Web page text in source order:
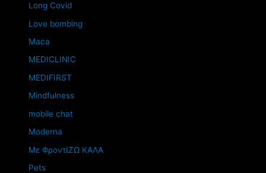
Long Covid
Love bombing
Maca
MEDICLINIC
MEDIFIRST
Mindfulness
mobile chat
Moderna
Mε ΦροντίΖΩ ΚΑΛΑ
Pets